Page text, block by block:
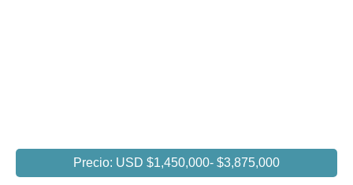
Precio: USD $1,450,000- $3,875,000